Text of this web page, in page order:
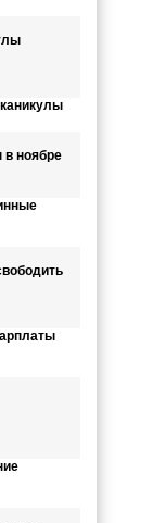
в ноябре